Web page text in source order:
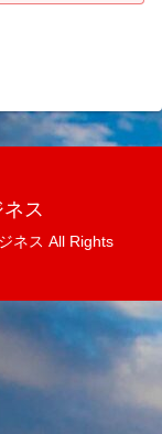
ス
ネス All Rights